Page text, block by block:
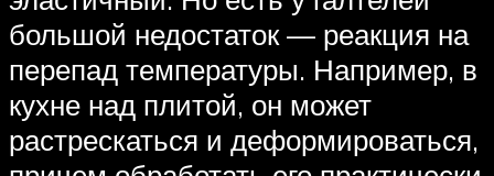
большой недостаток — реакция на
перепад температуры. Например, в
кухне над плитой, он может
растрескаться и деформироваться,